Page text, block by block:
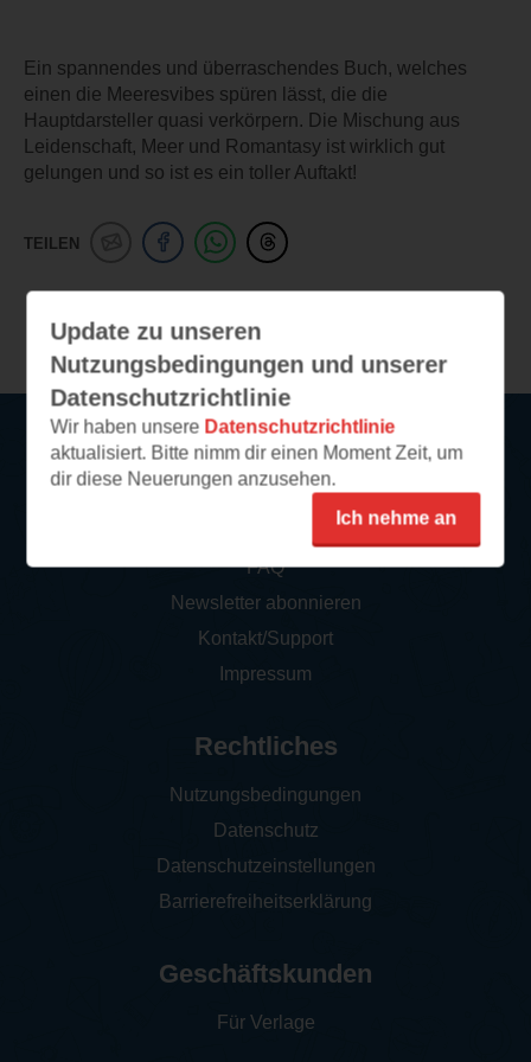
Ein spannendes und überraschendes Buch, welches
einen die Meeresvibes spüren lässt, die die
Hauptdarsteller quasi verkörpern. Die Mischung aus
Leidenschaft, Meer und Romantasy ist wirklich gut
gelungen und so ist es ein toller Auftakt!
TEILEN
Update zu unseren
Nutzungsbedingungen und unserer
Datenschutzrichtlinie
Wir haben unsere Datenschutzrichtlinie
aktualisiert. Bitte nimm dir einen Moment Zeit, um
dir diese Neuerungen anzusehen.
Ich nehme an
Service
FAQ
Newsletter abonnieren
Kontakt/Support
Impressum
Rechtliches
Nutzungsbedingungen
Datenschutz
Datenschutzeinstellungen
Barrierefreiheitserklärung
Geschäftskunden
Für Verlage